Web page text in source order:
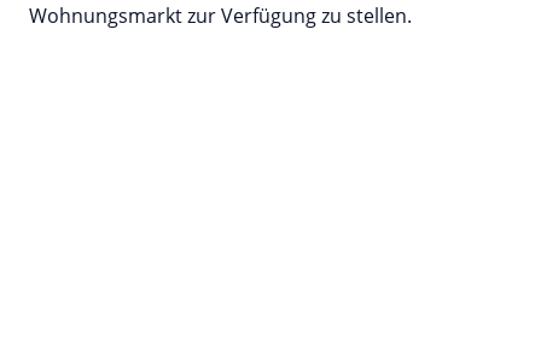
Wohnungsmarkt zur Verfügung zu stellen.